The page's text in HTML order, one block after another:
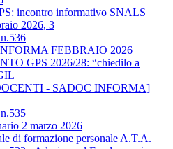
incontro informativo SNALS
2026, 3
FEBBRAIO 2026
GPS 2026/28: “chiedilo a
- SADOC INFORMA]
2 marzo 2026
di formazione personale A.T.A.